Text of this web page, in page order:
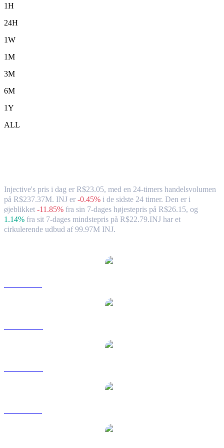
1H
24H
1W
1M
3M
6M
1Y
ALL
Injective's pris i dag er R$23.05, med en 24-timers handelsvolumen
på R$237.37M. INJ er -0.45% i de sidste 24 timer. Den er i
øjeblikket -11.85% fra sin 7-dages højestepris på R$26.15, og
1.14% fra sit 7-dages mindstepris på R$22.79.INJ har et
cirkulerende udbud af 99.97M INJ.